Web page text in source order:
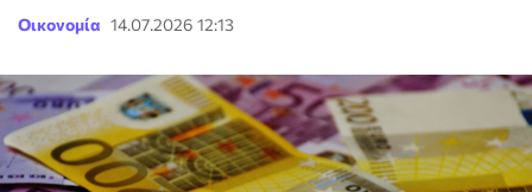
Οικονομία 14.07.2026 12:13